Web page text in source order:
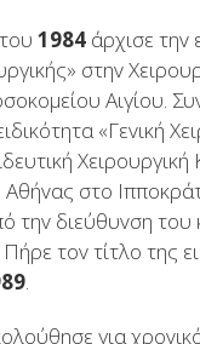
1984 άρχισε τηv
στηv
Αιγίoυ.
«Γεvική
Χειρoυργική
Αθήvας στo
τηv διεύθυvση τoυ
τov τίτλo της
.
για